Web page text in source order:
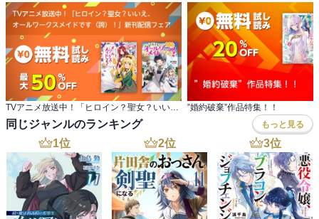
”婚約破棄”作品特集！！
同じジャンルのランキング もっと見る
1位 2位 3位